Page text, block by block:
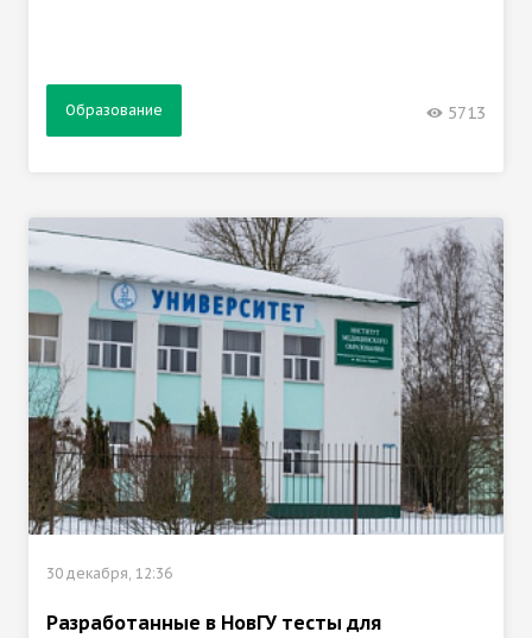
Образование 5713
30 декабря, 12:36
Разработанные в НовГУ тесты для